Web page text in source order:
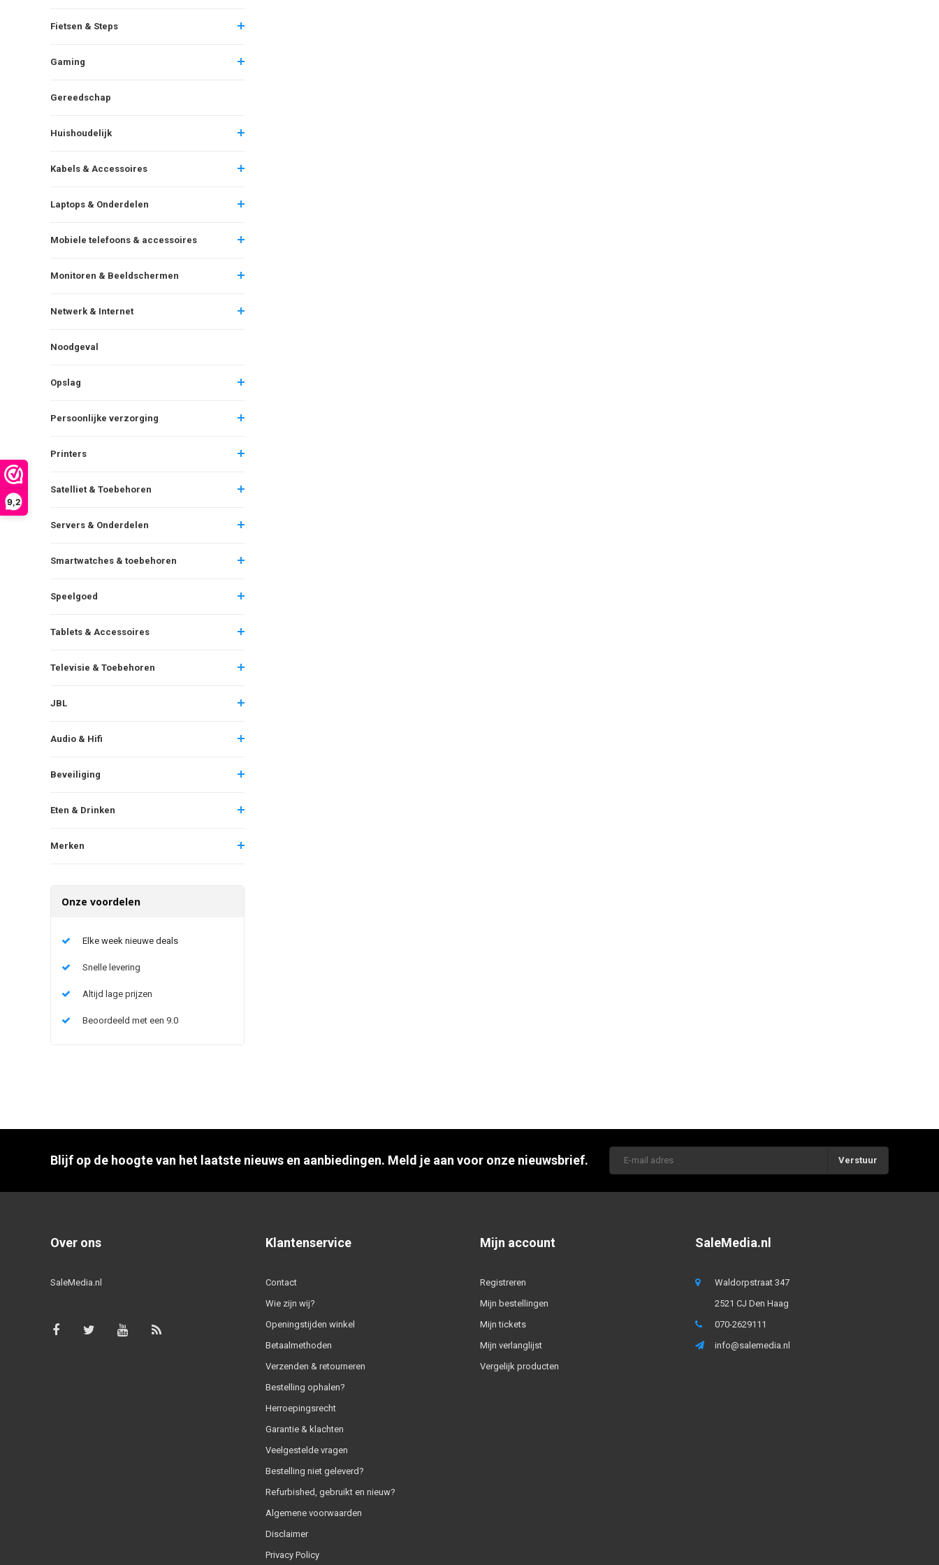
9,2
Fietsen & Steps
Gaming
Gereedschap
Huishoudelijk
Kabels & Accessoires
Laptops & Onderdelen
Mobiele telefoons & accessoires
Monitoren & Beeldschermen
Netwerk & Internet
Noodgeval
Opslag
Persoonlijke verzorging
Printers
Satelliet & Toebehoren
Servers & Onderdelen
Smartwatches & toebehoren
Speelgoed
Tablets & Accessoires
Televisie & Toebehoren
JBL
Audio & Hifi
Beveiliging
Eten & Drinken
Merken
Onze voordelen
Elke week nieuwe deals
Snelle levering
Altijd lage prijzen
Beoordeeld met een 9.0
Blijf op de hoogte van het laatste nieuws en aanbiedingen. Meld je aan voor onze nieuwsbrief. Verstuur
Over ons
SaleMedia.nl
Klantenservice
Contact
Wie zijn wij?
Openingstijden winkel
Betaalmethoden
Verzenden & retourneren
Bestelling ophalen?
Herroepingsrecht
Garantie & klachten
Veelgestelde vragen
Bestelling niet geleverd?
Refurbished, gebruikt en nieuw?
Algemene voorwaarden
Disclaimer
Privacy Policy
Mijn account
Registreren
Mijn bestellingen
Mijn tickets
Mijn verlanglijst
Vergelijk producten
SaleMedia.nl
Waldorpstraat 347
2521 CJ Den Haag
070-2629111
info@salemedia.nl